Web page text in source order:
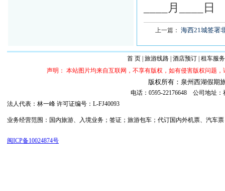
____月____日
上一篇： 海西21城签署
首 页| 旅游线路| 酒店预订| 租车服务
声明： 本站图片均来自互联网，不享有版权，如有侵害版权问题
版权所有：泉州西湖假
电话：0595-22176648 公司地址
法人代表：林一峰 许可证编号：L-FJ40093
业务经营范围：国内旅游、入境业务；签证；旅游包车；代订国内外机票、汽
闽ICP备10024874号